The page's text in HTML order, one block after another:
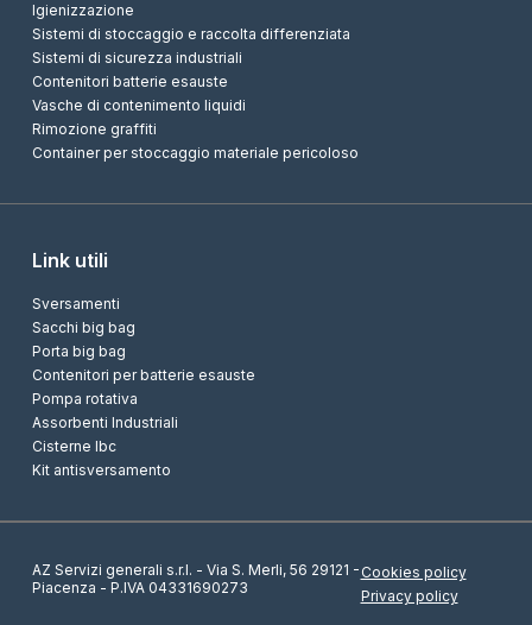
Igienizzazione
Sistemi di stoccaggio e raccolta differenziata
Sistemi di sicurezza industriali
Contenitori batterie esauste
Vasche di contenimento liquidi
Rimozione graffiti
Container per stoccaggio materiale pericoloso
Link utili
Sversamenti
Sacchi big bag
Porta big bag
Contenitori per batterie esauste
Pompa rotativa
Assorbenti Industriali
Cisterne Ibc
Kit antisversamento
AZ Servizi generali s.r.l. - Via S. Merli, 56 29121 -
Piacenza - P.IVA 04331690273
Cookies policy
Privacy policy